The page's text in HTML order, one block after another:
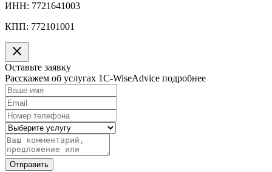
ИНН: 7721641003
КПП: 772101001
Оставьте заявку
Расскажем об услугах 1C-WiseAdvice подробнее
Отправить